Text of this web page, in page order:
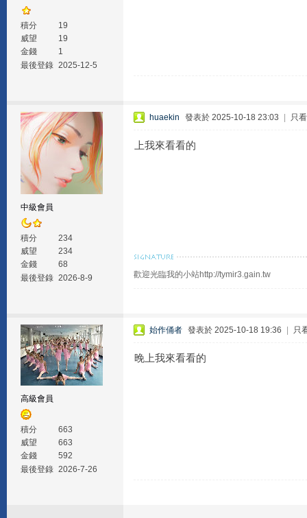
積分
19
威望
19
金錢
1
最後登錄 2025-12-5
中級會員
積分
234
威望
234
金錢
68
最後登錄 2026-8-9
huaekin 發表於 2025-10-18 23:03 只
上我來看看的
歡迎光臨我的小站http://tymir3.gain.tw
高級會員
積分
663
威望
663
金錢
592
最後登錄 2026-7-26
始作俑者 發表於 2025-10-18 19:36 只
晚上我來看看的